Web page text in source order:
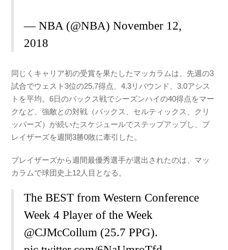
— NBA (@NBA) November 12,
2018
同じくキャリア初の受賞を果たしたマッカラムは、先週の3
試合でウェスト3位の25.7得点、4.3リバウンド、3.0アシス
トを平均。6日のバックス戦でシーズンハイの40得点をマー
クなど、強敵との対戦（バックス、セルティックス、クリ
ッパーズ）が続いたスケジュールでステップアップし、ブ
レイザーズを週間3勝0敗に牽引した。
ブレイザーズから週間最優秀選手が選出されたのは、マッ
カラムで球団史上12人目となる。
The BEST from Western Conference
Week 4 Player of the Week
@CJMcCollum (25.7 PPG).